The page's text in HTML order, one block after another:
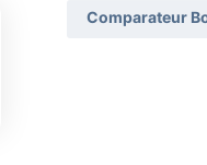
Comparateur